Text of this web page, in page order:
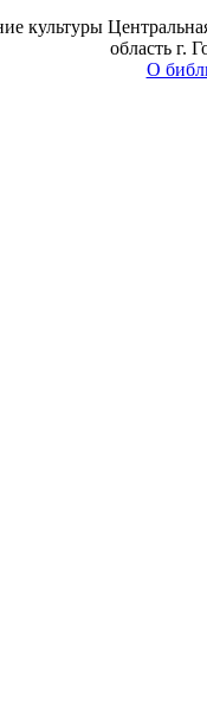
культуры
область г.
О